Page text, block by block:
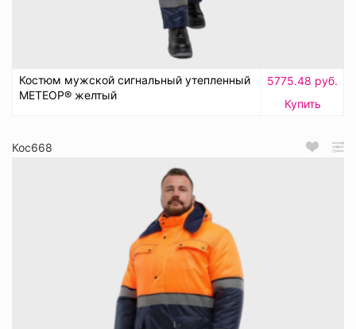
Костюм мужской сигнальный утепленный
МЕТЕОР® желтый
5775.48 руб.
Купить
Кос668